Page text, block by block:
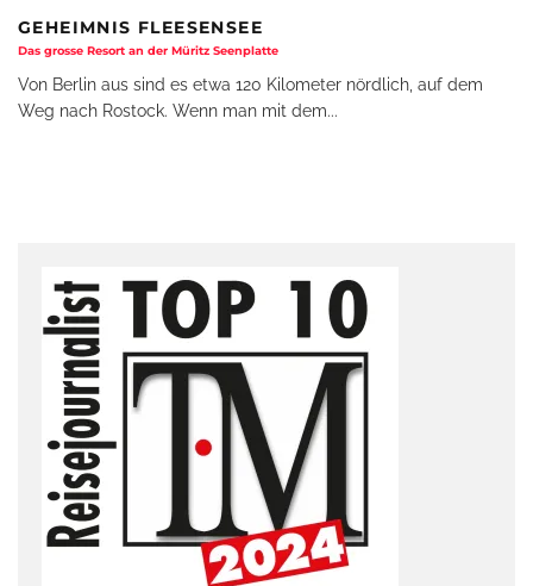
GEHEIMNIS FLEESENSEE
Das grosse Resort an der Müritz Seenplatte
Von Berlin aus sind es etwa 120 Kilometer nördlich, auf dem
Weg nach Rostock. Wenn man mit dem...